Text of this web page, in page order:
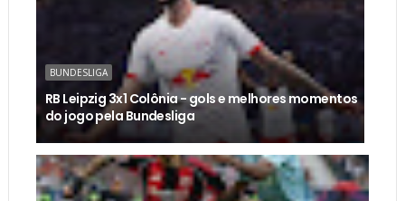
BUNDESLIGA
RB Leipzig 3x1 Colônia - gols e melhores momentos
do jogo pela Bundesliga